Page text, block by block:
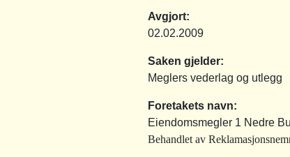
Avgjort:
02.02.2009
Saken gjelder:
Meglers vederlag og utlegg
Foretakets navn:
Eiendomsmegler 1 Nedre
Behandlet av